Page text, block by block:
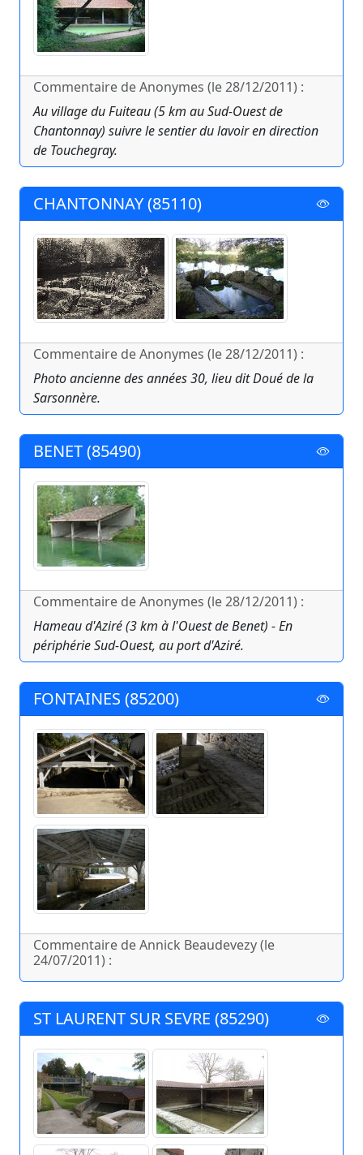
Commentaire de Anonymes (le 28/12/2011) :
Au village du Fuiteau (5 km au Sud-Ouest de
Chantonnay) suivre le sentier du lavoir en direction
de Touchegray.
CHANTONNAY (85110)
Commentaire de Anonymes (le 28/12/2011) :
Photo ancienne des années 30, lieu dit Doué de la
Sarsonnère.
BENET (85490)
Commentaire de Anonymes (le 28/12/2011) :
Hameau d'Aziré (3 km à l'Ouest de Benet) - En
périphérie Sud-Ouest, au port d'Aziré.
FONTAINES (85200)
Commentaire de Annick Beaudevezy (le
24/07/2011) :
ST LAURENT SUR SEVRE (85290)